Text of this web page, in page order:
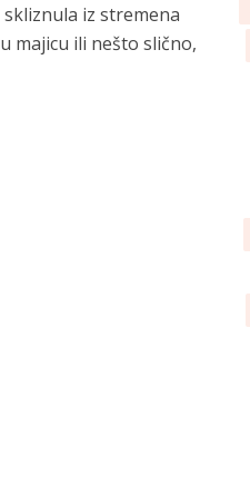
iz stremena
majicu ili nešto slično,